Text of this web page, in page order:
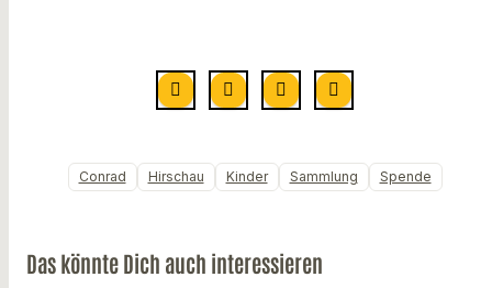
Conrad Hirschau Kinder Sammlung Spende
Das könnte Dich auch interessieren